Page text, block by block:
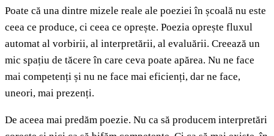
Poate că una dintre mizele reale ale poeziei în școală nu este
ceea ce produce, ci ceea ce oprește. Poezia oprește fluxul
automat al vorbirii, al interpretării, al evaluării. Creează un
mic spațiu de tăcere în care ceva poate apărea. Nu ne face
mai competenți și nu ne face mai eficienți, dar ne face,
uneori, mai prezenți.
De aceea mai predăm poezie. Nu ca să producem interpretări